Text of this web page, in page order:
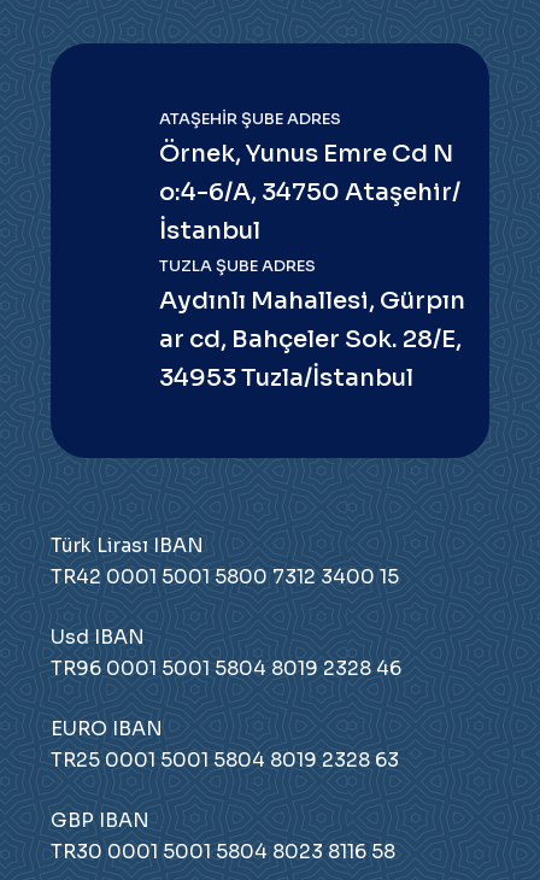
ATAŞEHIR ŞUBE ADRES
Örnek, Yunus Emre Cd N
o:4-6/A, 34750 Ataşehir/
İstanbul
TUZLA ŞUBE ADRES
Aydınlı Mahallesi, Gürpın
ar cd, Bahçeler Sok. 28/E,
34953 Tuzla/İstanbul
Türk Lirası IBAN
TR42 0001 5001 5800 7312 3400 15
Usd IBAN
TR96 0001 5001 5804 8019 2328 46
EURO IBAN
TR25 0001 5001 5804 8019 2328 63
GBP IBAN
TR30 0001 5001 5804 8023 8116 58